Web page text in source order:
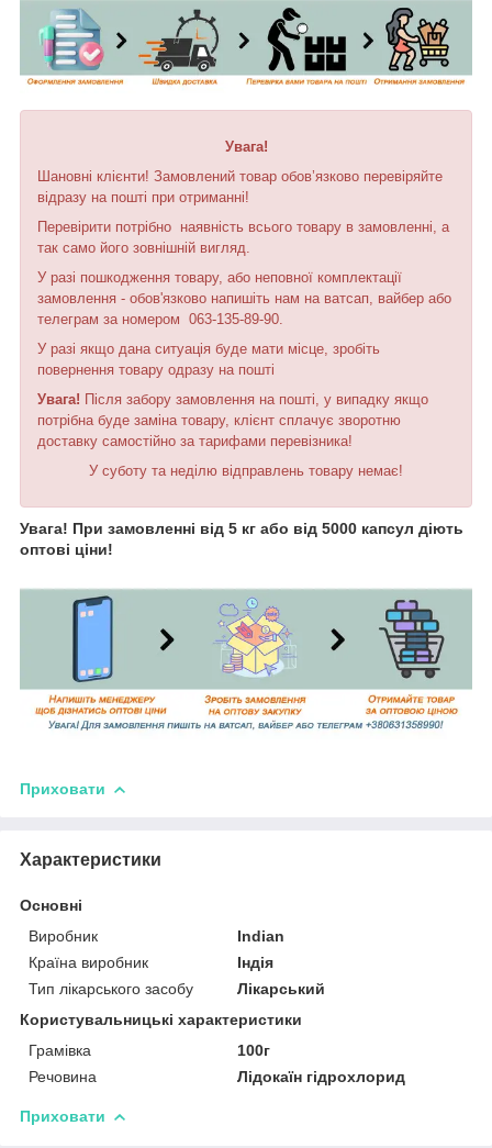
Увага!
Шановні клієнти! Замовлений товар обов’язково перевіряйте
відразу на пошті при отриманні!
Перевірити потрібно наявність всього товару в замовленні, а
так само його зовнішній вигляд.
У разі пошкодження товару, або неповної комплектації
замовлення - обов'язково напишіть нам на ватсап, вайбер або
телеграм за номером 063-135-89-90.
У разі якщо дана ситуація буде мати місце, зробіть
повернення товару одразу на пошті
Увага! Після забору замовлення на пошті, у випадку якщо
потрібна буде заміна товару, клієнт сплачує зворотню
доставку самостійно за тарифами перевізника!
У суботу та неділю відправлень товару немає!
Увага! При замовленні від 5 кг або від 5000 капсул діють
оптові ціни!
Приховати
Характеристики
Основні
Виробник
Indian
Країна виробник
Індія
Тип лікарського засобу
Лікарський
Користувальницькі характеристики
Грамівка
100г
Речовина
Лідокаїн гідрохлорид
Приховати